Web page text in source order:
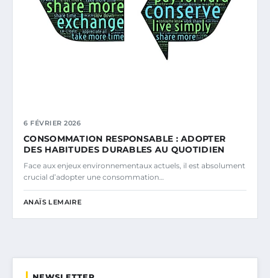
6 FÉVRIER 2026
CONSOMMATION RESPONSABLE : ADOPTER
DES HABITUDES DURABLES AU QUOTIDIEN
Face aux enjeux environnementaux actuels, il est absolument
crucial d’adopter une consommation…
ANAÏS LEMAIRE